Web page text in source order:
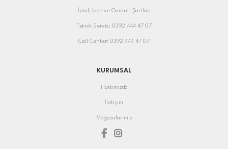
İptal, İade ve Garanti Şartları
Teknik Servis: 0392 444 47 07
Call Center: 0392 444 47 07
KURUMSAL
Hakkımızda
İletişim
Mağazalarımız